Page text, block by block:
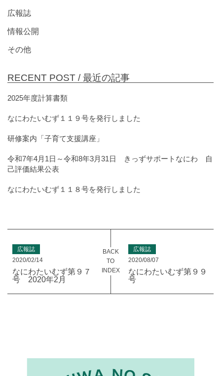
広報誌
情報公開
その他
RECENT POST /最近の記事
2025年度計算書類
なにわたいむず１１９号を発行しました
研修案内「子育て支援講座」
令和7年4月1日～令和8年3月31日 きっずサポートなにわ 自
己評価結果公表
なにわたいむず１１８号を発行しました
広報誌
2020/02/14
なにわたいむず第９７
号 2020年2月
BACK
TO
INDEX
広報誌
2020/08/07
なにわたいむず第９９
号